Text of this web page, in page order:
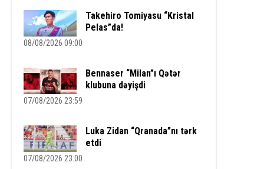
Takehiro Tomiyasu “Kristal
Pelas”da!
08/08/2026 09:00
Bennaser “Milan”ı Qətər
klubuna dəyişdi
07/08/2026 23:59
Luka Zidan “Qranada”nı tərk
etdi
07/08/2026 23:00